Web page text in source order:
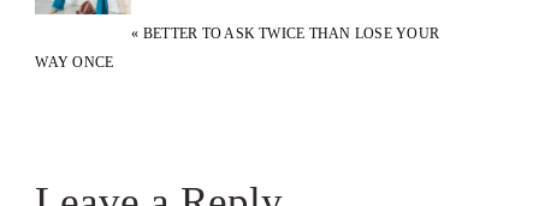
« BETTER TO ASK TWICE THAN LOSE YOUR
WAY ONCE
INTERACTIONS